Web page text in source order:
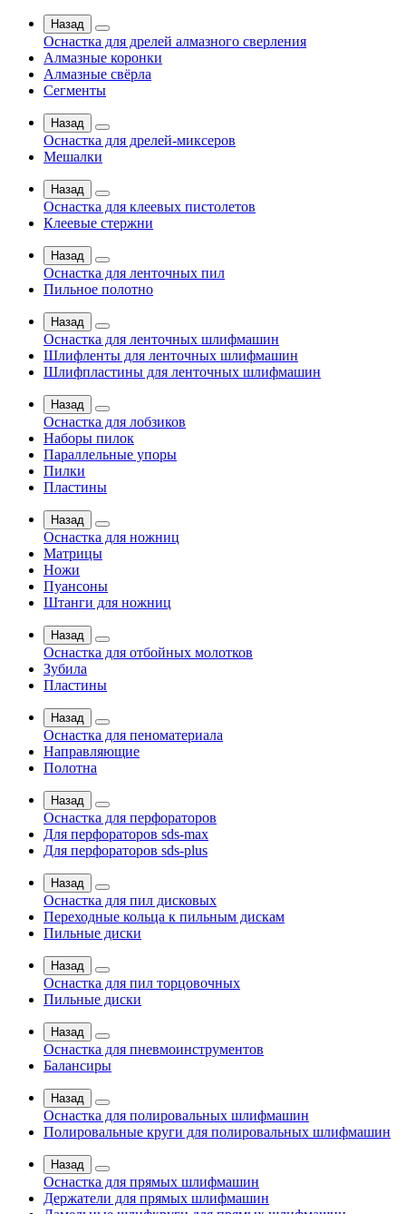
Назад
Оснастка для дрелей алмазного сверления
Алмазные коронки
Алмазные свёрла
Сегменты
Назад
Оснастка для дрелей-миксеров
Мешалки
Назад
Оснастка для клеевых пистолетов
Клеевые стержни
Назад
Оснастка для ленточных пил
Пильное полотно
Назад
Оснастка для ленточных шлифмашин
Шлифленты для ленточных шлифмашин
Шлифпластины для ленточных шлифмашин
Назад
Оснастка для лобзиков
Наборы пилок
Параллельные упоры
Пилки
Пластины
Назад
Оснастка для ножниц
Матрицы
Ножи
Пуансоны
Штанги для ножниц
Назад
Оснастка для отбойных молотков
Зубила
Пластины
Назад
Оснастка для пеноматериала
Направляющие
Полотна
Назад
Оснастка для перфораторов
Для перфораторов sds-max
Для перфораторов sds-plus
Назад
Оснастка для пил дисковых
Переходные кольца к пильным дискам
Пильные диски
Назад
Оснастка для пил торцовочных
Пильные диски
Назад
Оснастка для пневмоинструментов
Балансиры
Назад
Оснастка для полировальных шлифмашин
Полировальные круги для полировальных шлифмашин
Назад
Оснастка для прямых шлифмашин
Держатели для прямых шлифмашин